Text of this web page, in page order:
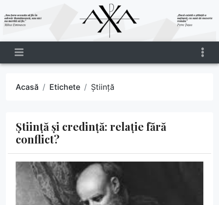
Acasă Etichete Știință
Știință și credință: relație fără
conflict?